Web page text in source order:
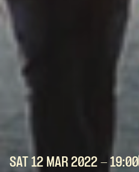
SAT 12 MAR 2022 - 19:00